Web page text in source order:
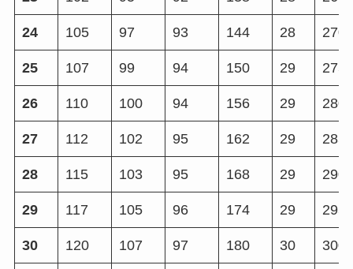
24 105 97 93 144 28 270
25 107 99 94 150 29 275
26 110 100 94 156 29 280
27 112 102 95 162 29 285
28 115 103 95 168 29 290
29 117 105 96 174 29 295
30 120 107 97 180 30 300